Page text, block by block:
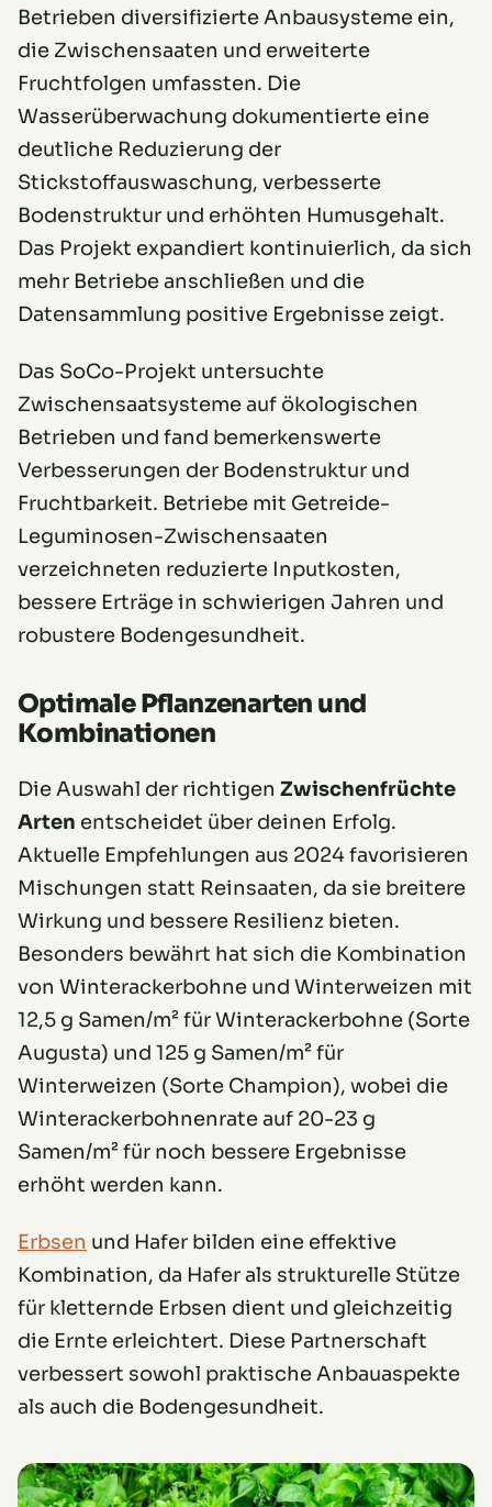
Betrieben diversifizierte Anbausysteme ein,
die Zwischensaaten und erweiterte
Fruchtfolgen umfassten. Die
Wasserüberwachung dokumentierte eine
deutliche Reduzierung der
Stickstoffauswaschung, verbesserte
Bodenstruktur und erhöhten Humusgehalt.
Das Projekt expandiert kontinuierlich, da sich
mehr Betriebe anschließen und die
Datensammlung positive Ergebnisse zeigt.
Das SoCo-Projekt untersuchte
Zwischensaatsysteme auf ökologischen
Betrieben und fand bemerkenswerte
Verbesserungen der Bodenstruktur und
Fruchtbarkeit. Betriebe mit Getreide-
Leguminosen-Zwischensaaten
verzeichneten reduzierte Inputkosten,
bessere Erträge in schwierigen Jahren und
robustere Bodengesundheit.
Optimale Pflanzenarten und
Kombinationen
Die Auswahl der richtigen Zwischenfrüchte
Arten entscheidet über deinen Erfolg.
Aktuelle Empfehlungen aus 2024 favorisieren
Mischungen statt Reinsaaten, da sie breitere
Wirkung und bessere Resilienz bieten.
Besonders bewährt hat sich die Kombination
von Winterackerbohne und Winterweizen mit
12,5 g Samen/m² für Winterackerbohne (Sorte
Augusta) und 125 g Samen/m² für
Winterweizen (Sorte Champion), wobei die
Winterackerbohnenrate auf 20-23 g
Samen/m² für noch bessere Ergebnisse
erhöht werden kann.
Erbsen und Hafer bilden eine effektive
Kombination, da Hafer als strukturelle Stütze
für kletternde Erbsen dient und gleichzeitig
die Ernte erleichtert. Diese Partnerschaft
verbessert sowohl praktische Anbauaspekte
als auch die Bodengesundheit.